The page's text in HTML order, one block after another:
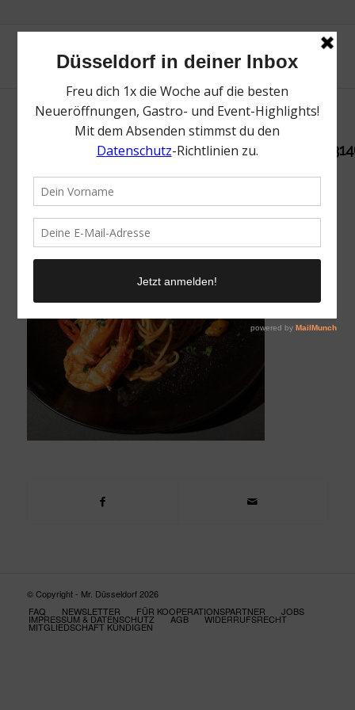
6. Januar 2025 /
© Copyright - Mr. Düsseldorf 2026
FAQ
NEWSLETTER FÜR KOOPERATIONSPARTNER JOBS
IMPRESSUM & DATENSCHUTZ AGB WIDERRUFSRECHT
MITGLIEDSCHAFT KÜNDIGEN